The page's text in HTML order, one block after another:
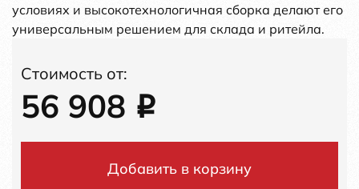
условиях и высокотехнологичная сборка делают его
универсальным решением для склада и ритейла.
Стоимость от:
56 908 i
Добавить в корзину